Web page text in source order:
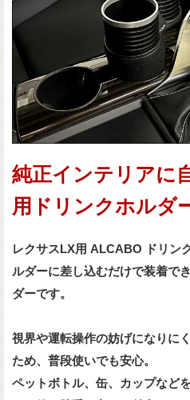
純正インテリアに
用ドリンクホルダ
レクサスLX用 ALCABO ドリン
ルダーに差し込むだけで装着で
ダーです。
視界や運転操作の妨げになりに
ため、普段使いでも安心。
ペットボトル、缶、カップなど